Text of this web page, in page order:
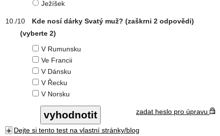
Ježíšek
Kde nosí dárky Svatý muž? (zaškrni 2 odpovědi)
(vyberte 2)
V Rumunsku
Ve Francii
V Dánsku
V Řecku
V Norsku
zadat heslo pro úpravu
Dejte si tento test na vlastní stránky/blog